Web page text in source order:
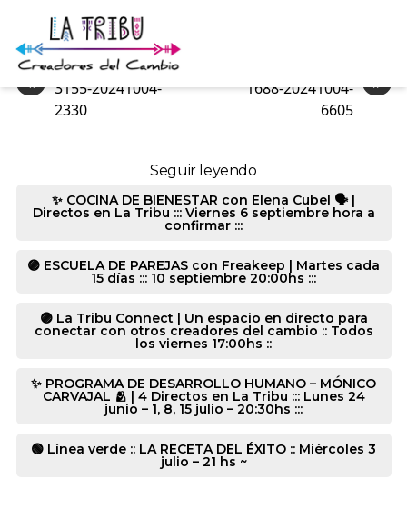
3155-20241004-2951
«
3155-20241004-
2330
»
1688-20241004-
6605
Seguir leyendo
✨ COCINA DE BIENESTAR con Elena Cubel 🗣️ |
Directos en La Tribu ::: Viernes 6 septiembre hora a
confirmar :::
🟣 ESCUELA DE PAREJAS con Freakeep | Martes cada
15 días ::: 10 septiembre 20:00hs :::
🟣 La Tribu Connect | Un espacio en directo para
conectar con otros creadores del cambio :: Todos
los viernes 17:00hs ::
✨ PROGRAMA DE DESARROLLO HUMANO – MÓNICO
CARVAJAL 🫂 | 4 Directos en La Tribu ::: Lunes 24
junio – 1, 8, 15 julio – 20:30hs :::
🟢 Línea verde :: LA RECETA DEL ÉXITO :: Miércoles 3
julio – 21 hs ~